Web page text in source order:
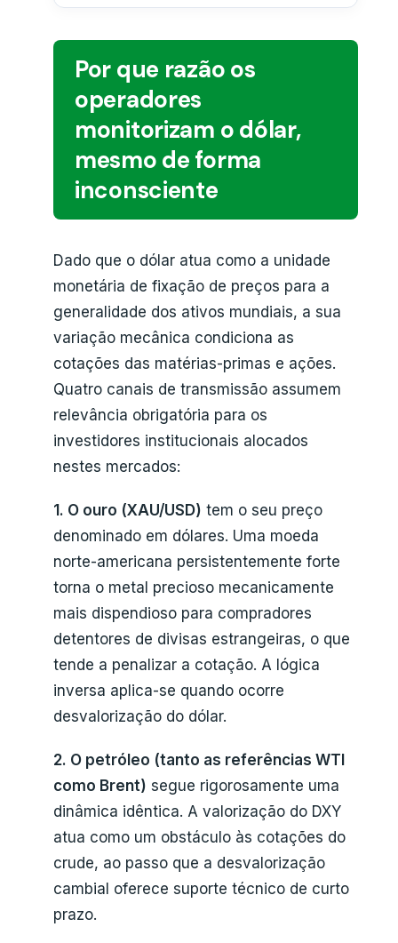
Por que razão os
operadores
monitorizam o dólar,
mesmo de forma
inconsciente
Dado que o dólar atua como a unidade
monetária de fixação de preços para a
generalidade dos ativos mundiais, a sua
variação mecânica condiciona as
cotações das matérias-primas e ações.
Quatro canais de transmissão assumem
relevância obrigatória para os
investidores institucionais alocados
nestes mercados:
1. O ouro (XAU/USD) tem o seu preço
denominado em dólares. Uma moeda
norte-americana persistentemente forte
torna o metal precioso mecanicamente
mais dispendioso para compradores
detentores de divisas estrangeiras, o que
tende a penalizar a cotação. A lógica
inversa aplica-se quando ocorre
desvalorização do dólar.
2. O petróleo (tanto as referências WTI
como Brent) segue rigorosamente uma
dinâmica idêntica. A valorização do DXY
atua como um obstáculo às cotações do
crude, ao passo que a desvalorização
cambial oferece suporte técnico de curto
prazo.